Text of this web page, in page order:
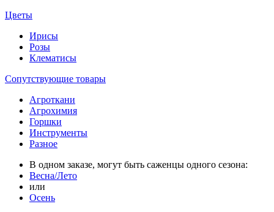
Цветы
Ирисы
Розы
Клематисы
Сопутствующие товары
Агроткани
Агрохимия
Горшки
Инструменты
Разное
В одном заказе, могут быть саженцы одного сезона:
Весна/Лето
или
Осень